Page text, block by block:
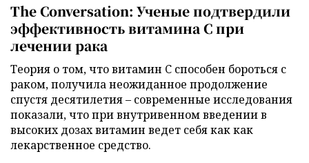
The Conversation: Ученые подтвердили
эффективность витамина C при
лечении рака
Теория о том, что витамин C способен бороться с
раком, получила неожиданное продолжение
спустя десятилетия – современные исследования
показали, что при внутривенном введении в
высоких дозах витамин ведет себя как как
лекарственное средство.